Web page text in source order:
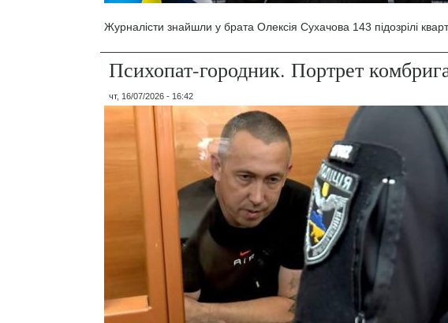
Журналісти знайшли у брата Олексія Сухачова 143 підозрілі
Психопат-городник. Портрет
чт, 16/07/2026 - 16:42